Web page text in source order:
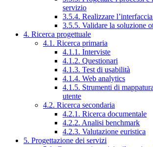
servizio
3.5.4. Realizzare
3.5.5. Validare la soluzione
4. Ricerca progettuale
4.1. Ricerca primaria
4.1.1. Interviste
4.1.2. Questionari
4.1.3. Test di usabilità
4.1.4. Web analytics
4.1.5. Strumenti di
utente
4.2. Ricerca secondaria
4.2.1. Ricerca documentale
4.2.2. Analisi benchmark
4.2.3. Valutazione euristica
5. Progettazione dei servizi